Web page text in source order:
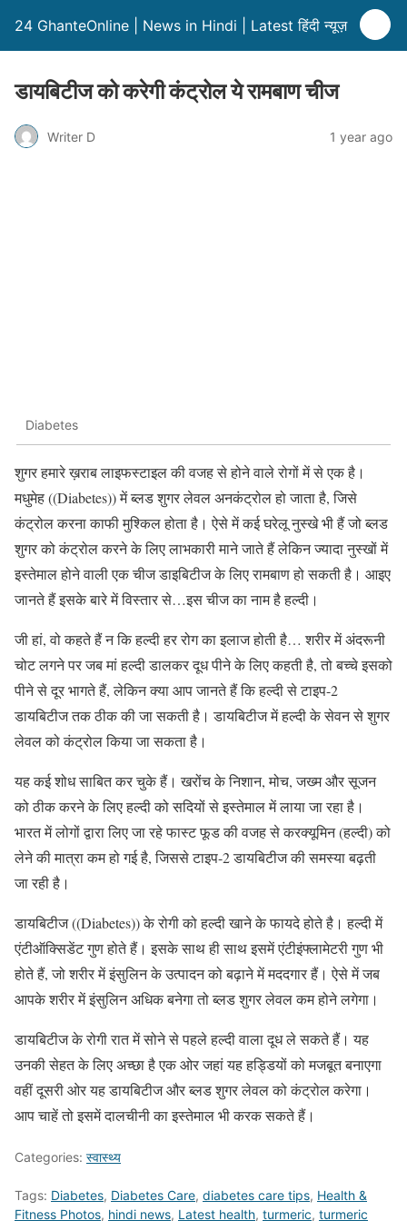
24 GhanteOnline | News in Hindi | Latest हिंदी न्यूज़
डायबिटीज को करेगी कंट्रोल ये रामबाण चीज
Writer D 1 year ago
Diabetes
शुगर हमारे ख़राब लाइफस्टाइल की वजह से होने वाले रोगों में से एक है।
मधुमेह ((Diabetes)) में ब्लड शुगर लेवल अनकंट्रोल हो जाता है, जिसे
कंट्रोल करना काफी मुश्किल होता है। ऐसे में कई घरेलू नुस्खे भी हैं जो ब्लड
शुगर को कंट्रोल करने के लिए लाभकारी माने जाते हैं लेकिन ज्यादा नुस्खों में
इस्तेमाल होने वाली एक चीज डाइबिटीज के लिए रामबाण हो सकती है। आइए
जानते हैं इसके बारे में विस्तार से…इस चीज का नाम है हल्दी।
जी हां, वो कहते हैं न कि हल्दी हर रोग का इलाज होती है… शरीर में अंदरूनी
चोट लगने पर जब मां हल्दी डालकर दूध पीने के लिए कहती है, तो बच्चे इसको
पीने से दूर भागते हैं, लेकिन क्या आप जानते हैं कि हल्दी से टाइप-2
डायबिटीज तक ठीक की जा सकती है। डायबिटीज में हल्दी के सेवन से शुगर
लेवल को कंट्रोल किया जा सकता है।
यह कई शोध साबित कर चुके हैं। खरोंच के निशान, मोच, जख्म और सूजन
को ठीक करने के लिए हल्दी को सदियों से इस्तेमाल में लाया जा रहा है।
भारत में लोगों द्वारा लिए जा रहे फास्ट फूड की वजह से करक्यूमिन (हल्दी) को
लेने की मात्रा कम हो गई है, जिससे टाइप-2 डायबिटीज की समस्या बढ़ती
जा रही है।
डायबिटीज ((Diabetes)) के रोगी को हल्दी खाने के फायदे होते है। हल्दी में
एंटीऑक्सिडेंट गुण होते हैं। इसके साथ ही साथ इसमें एंटीइंफ्लामेटरी गुण भी
होते हैं, जो शरीर में इंसुलिन के उत्पादन को बढ़ाने में मददगार हैं। ऐसे में जब
आपके शरीर में इंसुलिन अधिक बनेगा तो ब्लड शुगर लेवल कम होने लगेगा।
डायबिटीज के रोगी रात में सोने से पहले हल्दी वाला दूध ले सकते हैं। यह
उनकी सेहत के लिए अच्छा है एक ओर जहां यह हड्डियों को मजबूत बनाएगा
वहीं दूसरी ओर यह डायबिटीज और ब्लड शुगर लेवल को कंट्रोल करेगा।
आप चाहें तो इसमें दालचीनी का इस्तेमाल भी करक सकते हैं।
Categories: स्वास्थ्य
Tags: Diabetes, Diabetes Care, diabetes care tips, Health &
Fitness Photos, hindi news, Latest health, turmeric, turmeric